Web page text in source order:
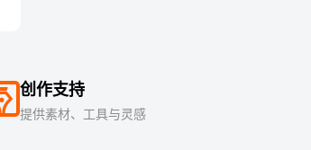
创作支持
提供素材、工具与灵感